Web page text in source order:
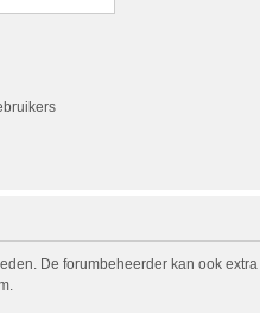
De forumbeheerder kan ook